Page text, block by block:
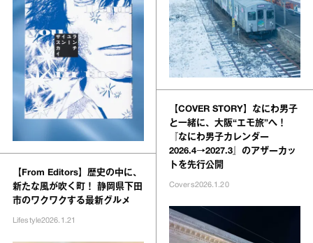
【From Editors】歴史の中に、
新たな風が吹く町！ 静岡県下田
市のワクワクする最新グルメ
Lifestyle2026.1.21
【COVER STORY】なにわ男子
と一緒に、大阪“エモ旅”へ！
『なにわ男子カレンダー
2026.4→2027.3』のアザーカッ
トを先行公開
Covers2026.1.20